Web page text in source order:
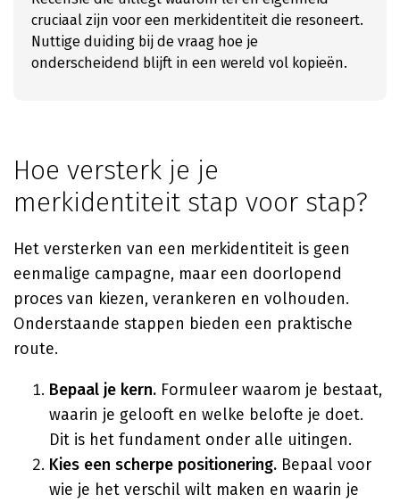
cruciaal zijn voor een merkidentiteit die resoneert.
Nuttige duiding bij de vraag hoe je
onderscheidend blijft in een wereld vol kopieën.
Hoe versterk je je
merkidentiteit stap voor stap?
Het versterken van een merkidentiteit is geen
eenmalige campagne, maar een doorlopend
proces van kiezen, verankeren en volhouden.
Onderstaande stappen bieden een praktische
route.
Bepaal je kern. Formuleer waarom je bestaat,
waarin je gelooft en welke belofte je doet.
Dit is het fundament onder alle uitingen.
Kies een scherpe positionering. Bepaal voor
wie je het verschil wilt maken en waarin je